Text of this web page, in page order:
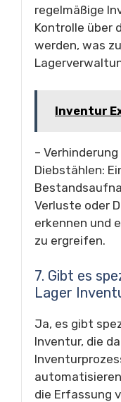
regelmäßige
Kontrolle über
werden, was
Inventur
–
Diebstählen:
Verluste oder
erkennen und
zu ergreifen.
7. Gibt es
Lager
Ja, es gibt
Inventur, die
die Erfassung